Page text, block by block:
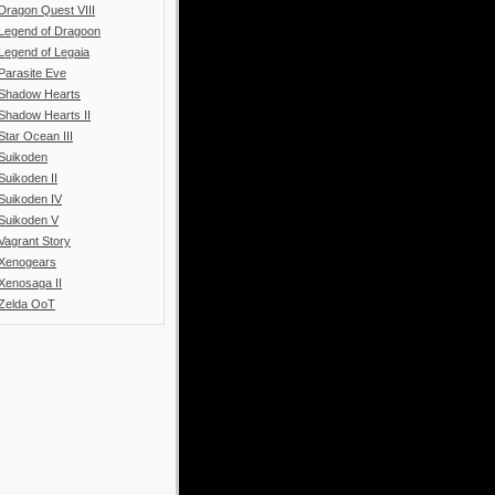
Dragon Quest VIII
Legend of Dragoon
Legend of Legaia
Parasite Eve
Hearts
Hearts II
Ocean III
II
IV
V
Story
II
OoT